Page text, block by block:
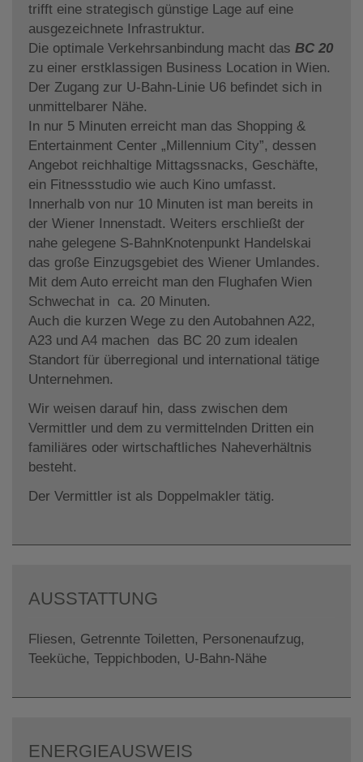
trifft eine strategisch günstige Lage auf eine
ausgezeichnete Infrastruktur.
Die optimale Verkehrsanbindung macht das BC 20
zu einer erstklassigen Business Location in Wien.
Der Zugang zur U-Bahn-Linie U6 befindet sich in
unmittelbarer Nähe.
In nur 5 Minuten erreicht man das Shopping &
Entertainment Center „Millennium City”, dessen
Angebot reichhaltige Mittagssnacks, Geschäfte,
ein Fitnessstudio wie auch Kino umfasst.
Innerhalb von nur 10 Minuten ist man bereits in
der Wiener Innenstadt. Weiters erschließt der
nahe gelegene S-BahnKnotenpunkt Handelskai
das große Einzugsgebiet des Wiener Umlandes.
Mit dem Auto erreicht man den Flughafen Wien
Schwechat in ca. 20 Minuten.
Auch die kurzen Wege zu den Autobahnen A22,
A23 und A4 machen das BC 20 zum idealen
Standort für überregional und international tätige
Unternehmen.
Wir weisen darauf hin, dass zwischen dem
Vermittler und dem zu vermittelnden Dritten ein
familiäres oder wirtschaftliches Naheverhältnis
besteht.
Der Vermittler ist als Doppelmakler tätig.
AUSSTATTUNG
Fliesen Getrennte Toiletten
Personenaufzug
Teeküche Teppichboden U-Bahn-Nähe
ENERGIEAUSWEIS